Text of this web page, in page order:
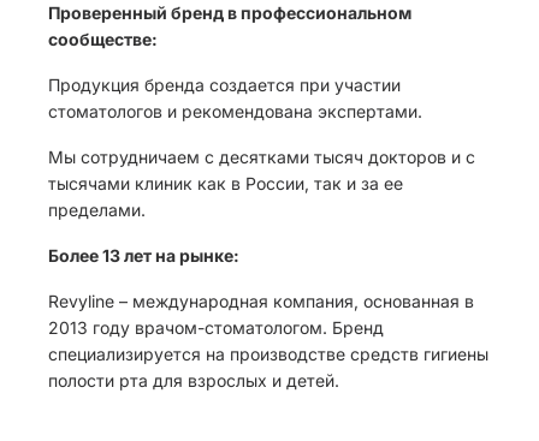
Проверенный бренд в профессиональном
сообществе:
Продукция бренда создается при участии
стоматологов и рекомендована экспертами.
Мы сотрудничаем с десятками тысяч докторов и с
тысячами клиник как в России, так и за ее
пределами.
Более 13 лет на рынке:
Revyline – международная компания, основанная в
2013 году врачом-стоматологом. Бренд
специализируется на производстве средств гигиены
полости рта для взрослых и детей.